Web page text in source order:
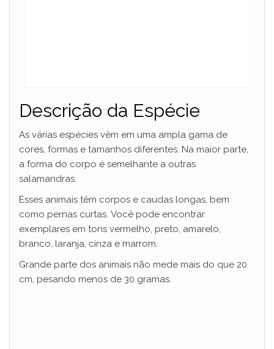
Descrição da Espécie
As várias espécies vêm em uma ampla gama de
cores, formas e tamanhos diferentes. Na maior parte,
a forma do corpo é semelhante a outras
salamandras.
Esses animais têm corpos e caudas longas, bem
como pernas curtas. Você pode encontrar
exemplares em tons vermelho, preto, amarelo,
branco, laranja, cinza e marrom.
Grande parte dos animais não mede mais do que 20
cm, pesando menos de 30 gramas.